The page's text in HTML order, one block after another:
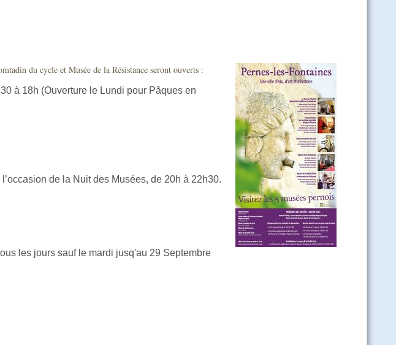
du cycle et Musée de la Résistance seront ouverts :
à 18h (Ouverture le Lundi pour Pâques en
de la Nuit des Musées, de 20h à 22h30.
les jours sauf le mardi jusq'au 29 Septembre